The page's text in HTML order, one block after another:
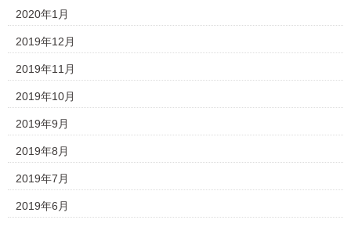
2020年1月
2019年12月
2019年11月
2019年10月
2019年9月
2019年8月
2019年7月
2019年6月